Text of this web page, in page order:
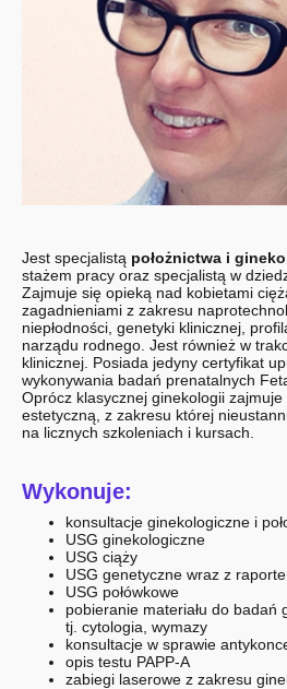
Jest specjalistą położnictwa i
stażem pracy oraz specjalistą w
Zajmuje się opieką nad kobietami
zagadnieniami z zakresu
niepłodności, genetyki klinicznej,
narządu rodnego. Jest również w
klinicznej. Posiada jedyny certyfikat
wykonywania badań prenatalnych
Oprócz klasycznej ginekologii
estetyczną, z zakresu której
na licznych szkoleniach i kursach.
Wykonuje:
konsultacje ginekologiczne i
USG ginekologiczne
USG ciąży
USG genetyczne wraz z
USG połówkowe
pobieranie materiału do badań
tj. cytologia, wymazy
konsultacje w sprawie
opis testu PAPP-A
zabiegi laserowe z zakresu